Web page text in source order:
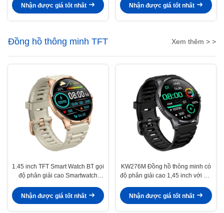
Nhận được giá tốt nhất
Nhận được giá tốt nhất
Đồng hồ thông minh TFT Xem thêm > >
1.45 inch TFT Smart Watch BT gọi
độ phân giải cao Smartwatch
Nhận được giá tốt nhất
KW276M Đồng hồ thông minh có
độ phân giải cao 1,45 inch với gọi
Nhận được giá tốt nhất